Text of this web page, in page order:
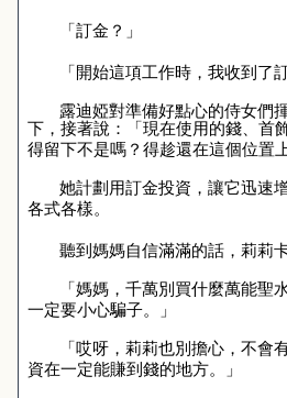
「訂金？」
「開始這項工作時，我收到了
露迪婭對準備好點心的侍女們
下，接著說：「現在使用的錢、首
得留下不是嗎？得趁還在這個位置
她計劃用訂金投資，讓它迅速
各式各樣。
聽到媽媽自信滿滿的話，莉莉
「媽媽，千萬別買什麼萬能聖
一定要小心騙子。」
「哎呀，莉莉也別擔心，不會
資在一定能賺到錢的地方。」